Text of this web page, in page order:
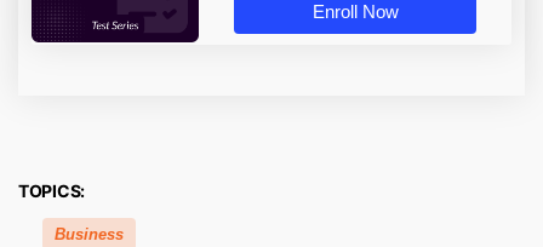
Enroll Now
TOPICS:
Business